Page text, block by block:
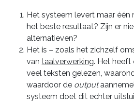
Het systeem levert maar één
het beste resultaat? Zijn er
alternatieven?
Het is – zoals het zichzelf
van taalverwerking. Het heeft
veel teksten gelezen,
waardoor de output
systeem doet dit echter